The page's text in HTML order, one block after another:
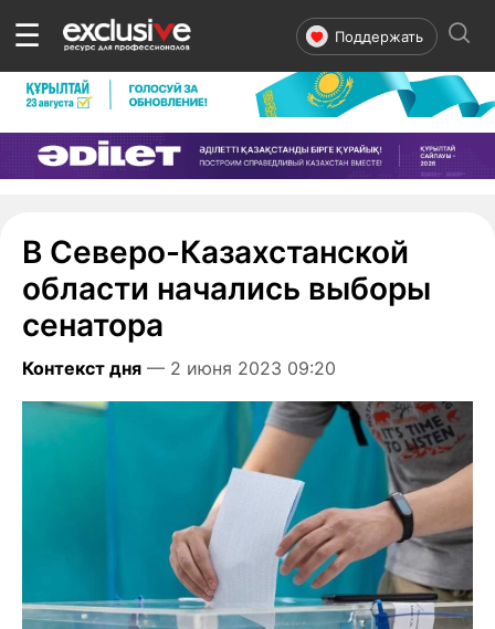
☰ Поддержать
В Северо-Казахстанской
области начались выборы
сенатора
Контекст дня — 2 июня 2023 09:20